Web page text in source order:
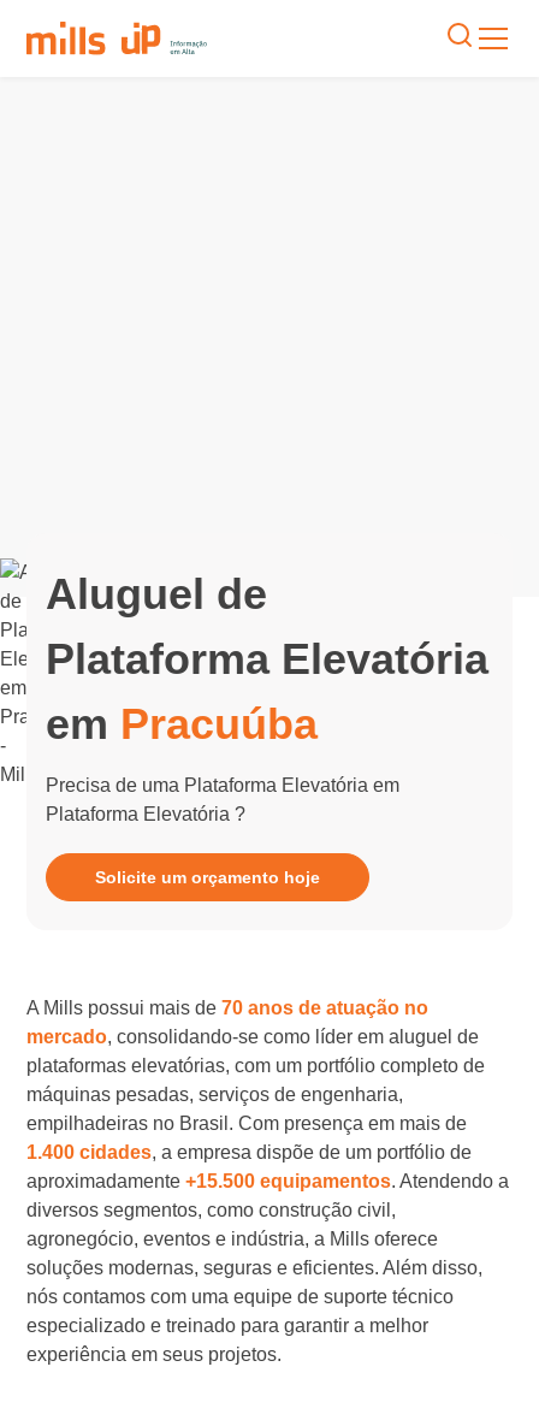
Aluguel de
Plataforma Elevatória
em Pracuúba
Precisa de uma Plataforma Elevatória em
Plataforma Elevatória ?
Solicite um orçamento hoje
A Mills possui mais de70 anos de atuação no
mercado, consolidando-se como líder em aluguel de
plataformas elevatórias, com um portfólio completo de
máquinas pesadas, serviços de engenharia,
empilhadeiras no Brasil. Com presença em mais de
1.400 cidades, a empresa dispõe de um portfólio de
aproximadamente+15.500 equipamentos. Atendendo a
diversos segmentos, como construção civil,
agronegócio, eventos e indústria, a Mills oferece
soluções modernas, seguras e eficientes. Além disso,
nós contamos com uma equipe de suporte técnico
especializado e treinado para garantir a melhor
experiência em seus projetos.